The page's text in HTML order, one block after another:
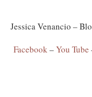
Jessica Venancio –
Facebook–You Tube